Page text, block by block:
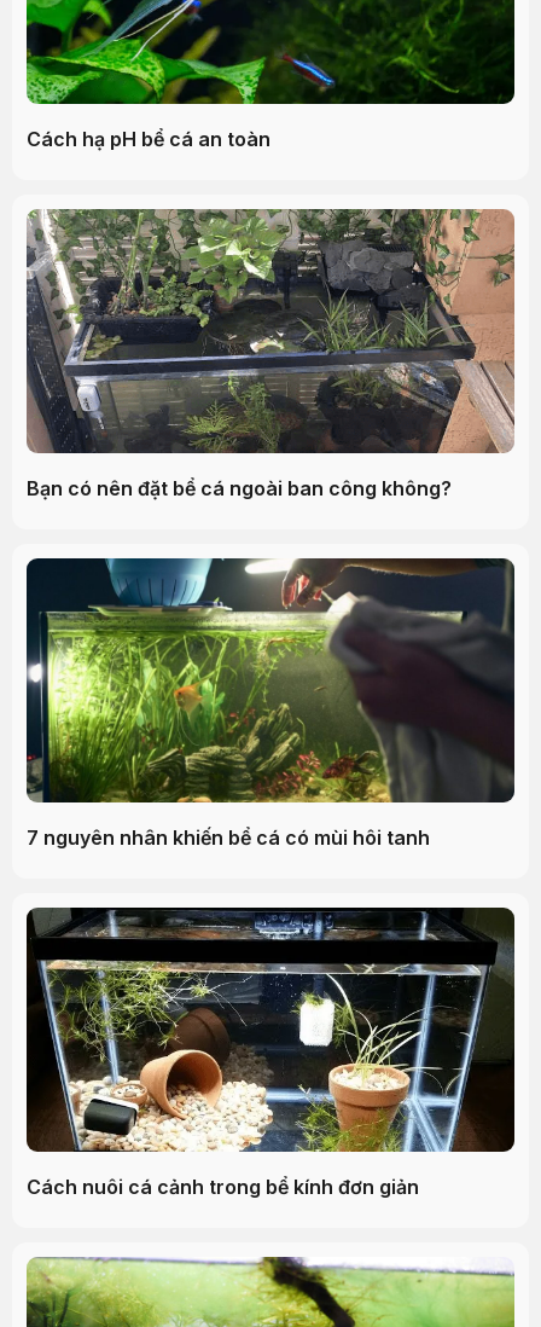
Cách hạ pH bể cá an toàn
Bạn có nên đặt bể cá ngoài ban công không?
7 nguyên nhân khiến bể cá có mùi hôi tanh
Cách nuôi cá cảnh trong bể kính đơn giản